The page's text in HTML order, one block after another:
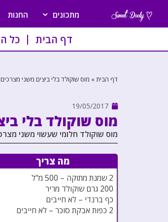
מתכונים החנות
דף הבית כל
דף הבית» מוס שוקולד בלי ביצים משני מצרכים
19/05/2017
מוס שוקולד בלי
מוס שוקולד חלומי שעשוי משני
מה צריך
2 שמנת מתוקה – 500 מ"ל
200 גרם שוקולד מריר
כף ברנדי – לא חייבים
2 כפות אבקת סוכר – לא חייבים